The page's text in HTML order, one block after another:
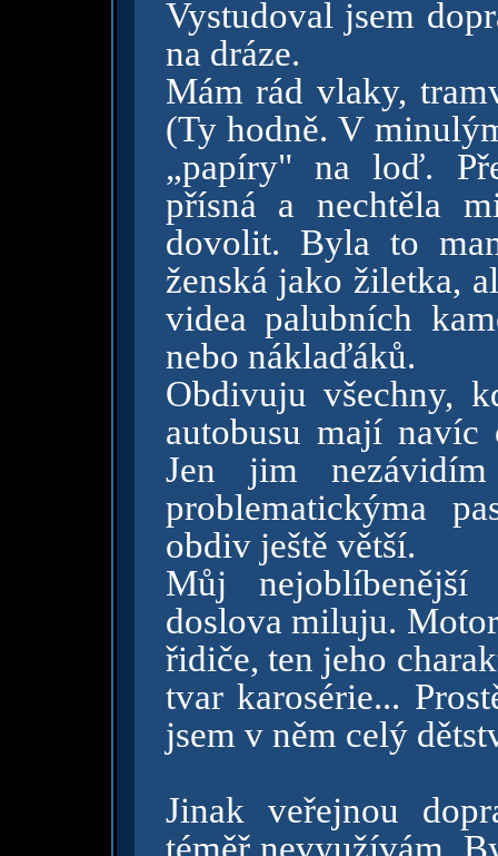
Vystudoval jsem
na dráze.
Mám rád vlaky,
(Ty hodně. V
„papíry" na loď.
přísná a nechtěla
dovolit. Byla to
ženská jako žiletka,
videa palubních
nebo náklaďáků.
Obdivuju všechny,
autobusu mají navíc
Jen jim
problematickýma
obdiv ještě větší.
Můj
doslova miluju.
řidiče, ten jeho
tvar karosérie...
jsem v něm celý
Jinak veřejnou